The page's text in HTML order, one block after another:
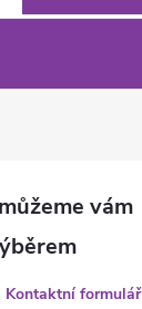
Kontaktní formulář